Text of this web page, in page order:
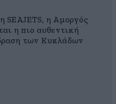
SEAJETS, η Αμοργός
η πιο αυθεντική
των Κυκλάδων